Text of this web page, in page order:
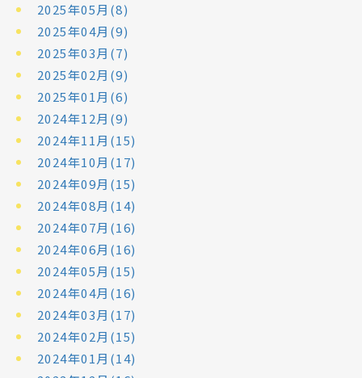
2025年05月(8)
2025年04月(9)
2025年03月(7)
2025年02月(9)
2025年01月(6)
2024年12月(9)
2024年11月(15)
2024年10月(17)
2024年09月(15)
2024年08月(14)
2024年07月(16)
2024年06月(16)
2024年05月(15)
2024年04月(16)
2024年03月(17)
2024年02月(15)
2024年01月(14)